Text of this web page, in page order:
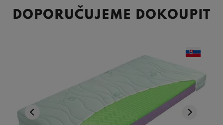
DOPORUČUJEME DOKOUPIT